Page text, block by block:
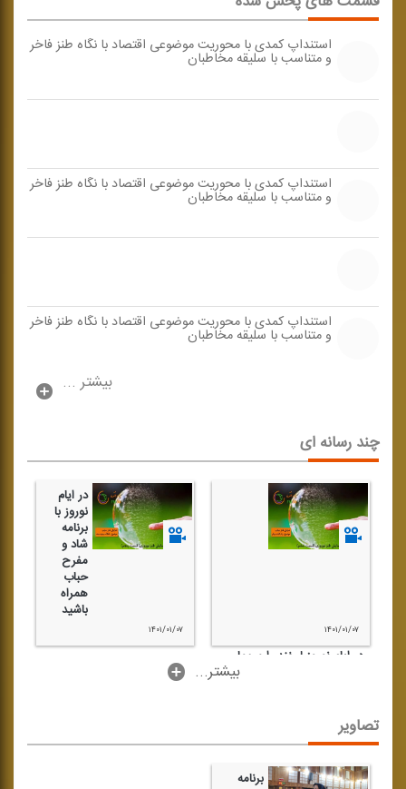
استنداپ كمدی با محوریت موضوعی اقتصاد با نگاه طنز فاخر
و متناسب با سلیقه مخاطبان
استنداپ كمدی با محوریت موضوعی اقتصاد با نگاه طنز فاخر
و متناسب با سلیقه مخاطبان
استنداپ كمدی با محوریت موضوعی اقتصاد با نگاه طنز فاخر
و متناسب با سلیقه مخاطبان
بیشتر ...
چند رسانه ای
در ایام نوروز لبخند را میهمان
۱۴۰۱/۰۱/۰۷
در ایام
نوروز با
برنامه
شاد و
مفرح
حباب
همراه
باشید
۱۴۰۱/۰۱/۰۷
...بیشتر
تصاویر
برنامه